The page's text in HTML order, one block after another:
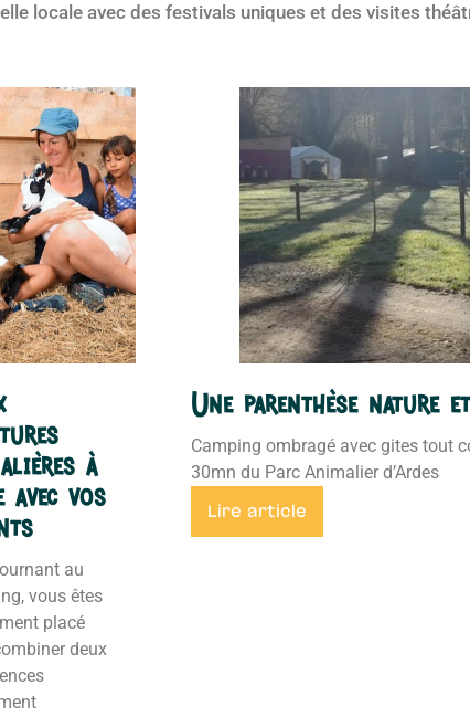
locale avec des festivals uniques et des visites
à
avec vos
au
vous êtes
placé
deux
Une parenthèse nature
Camping ombragé avec gites tout
30mn du Parc Animalier d’Ardes
Lire article